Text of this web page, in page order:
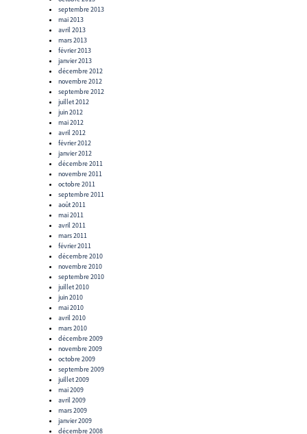
septembre 2013
mai 2013
avril 2013
mars 2013
février 2013
janvier 2013
décembre 2012
novembre 2012
septembre 2012
juillet 2012
juin 2012
mai 2012
avril 2012
février 2012
janvier 2012
décembre 2011
novembre 2011
octobre 2011
septembre 2011
août 2011
mai 2011
avril 2011
mars 2011
février 2011
décembre 2010
novembre 2010
septembre 2010
juillet 2010
juin 2010
mai 2010
avril 2010
mars 2010
décembre 2009
novembre 2009
octobre 2009
septembre 2009
juillet 2009
mai 2009
avril 2009
mars 2009
janvier 2009
décembre 2008